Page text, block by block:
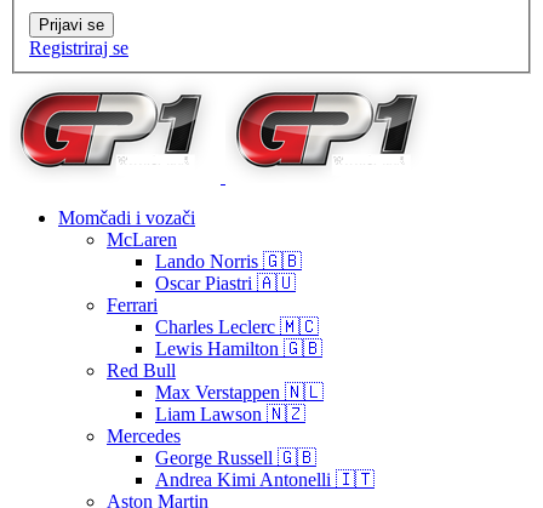
Prijavi se
Registriraj se
Momčadi i vozači
McLaren
Lando Norris 🇬🇧
Oscar Piastri 🇦🇺
Ferrari
Charles Leclerc 🇲🇨
Lewis Hamilton 🇬🇧
Red Bull
Max Verstappen 🇳🇱
Liam Lawson 🇳🇿
Mercedes
George Russell 🇬🇧
Andrea Kimi Antonelli 🇮🇹
Aston Martin